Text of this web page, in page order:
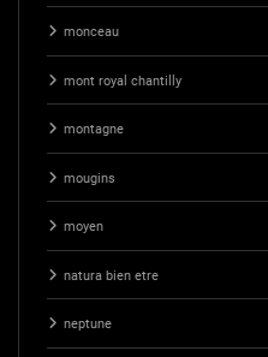
monceau
mont royal chantilly
montagne
mougins
moyen
natura bien etre
neptune